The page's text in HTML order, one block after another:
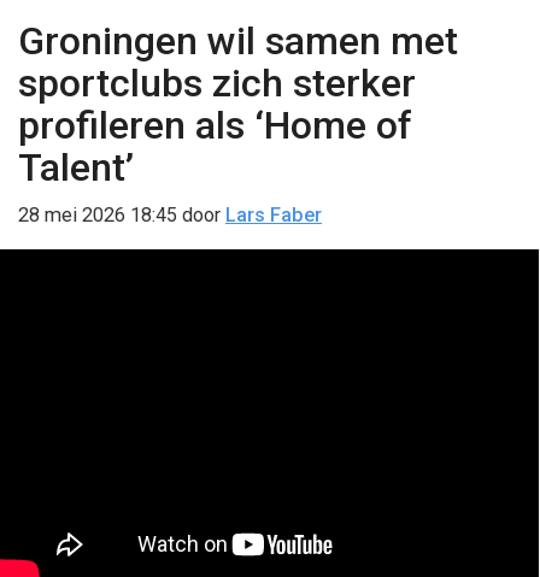
Groningen wil samen met
sportclubs zich sterker
profileren als ‘Home of
Talent’
28 mei 2026 18:45 door Lars Faber